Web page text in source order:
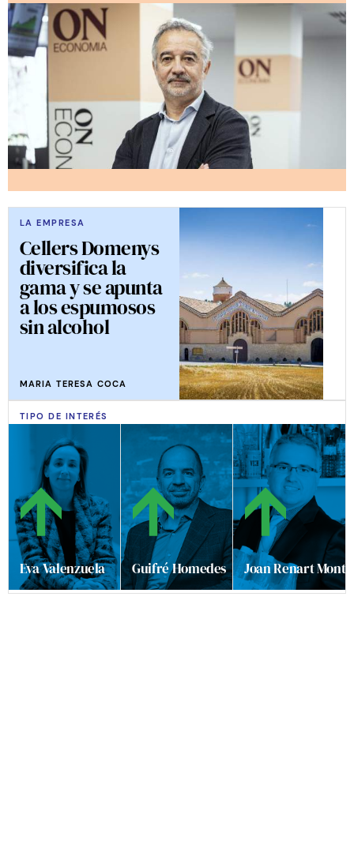
LA EMPRESA
Cellers Domenys
diversifica la
gama y se apunta
a los espumosos
sin alcohol
MARIA TERESA COCA
TIPO DE INTERÉS
Eva Valenzuela Guifré Homedes Joan Renart